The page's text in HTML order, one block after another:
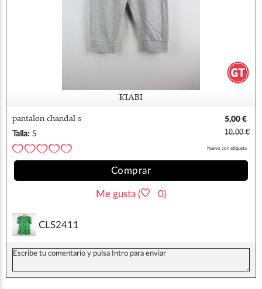
KIABI
pantalon chandal s
5,00 €
Talla: S 10,00 €
Nuevo con etiqueta
Comprar
Me gusta ( 0)
CLS2411